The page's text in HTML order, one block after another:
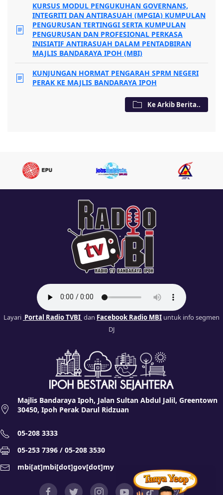
KURSUS MODUL PENGUKUHAN GOVERNANS,
INTEGRITI DAN ANTIRASUAH (MPGIA) KUMPULAN
PENGURUSAN TERTINGGI SERTA KUMPULAN
PENGURUSAN DAN PROFESIONAL PERKASA
INISIATIF ANTIRASUAH DALAM PENTADBIRAN
MAJLIS BANDARAYA IPOH (MBI)
KUNJUNGAN HORMAT PENGARAH SPRM NEGERI
PERAK KE MAJLIS BANDARAYA IPOH
Ke Arkib Berita..
Layari Portal Radio TVBI dan Facebook Radio MBI untuk info segmen
DJ
Majlis Bandaraya Ipoh, Jalan Sultan Abdul Jalil, Greentown
30450, Ipoh Perak Darul Ridzuan
05-208 3333
05-253 7396 / 05-208 3530
mbi[at]mbi[dot]gov[dot]my